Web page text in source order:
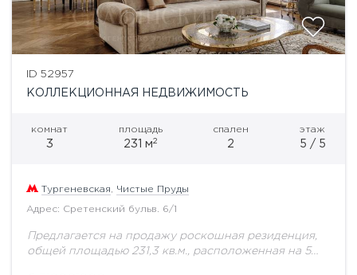
ID 52957
КОЛЛЕКЦИОННАЯ НЕДВИЖИМОСТЬ
комнат
3
площадь
231 м2
спален
2
этаж
5 / 5
Тургеневская Чистые Пруды
Адрес: Сретенский бульв. 6/1
Предлагается на продажу роскошная резиденция,
общей площадью 231,3 кв.м., расположенная на 5